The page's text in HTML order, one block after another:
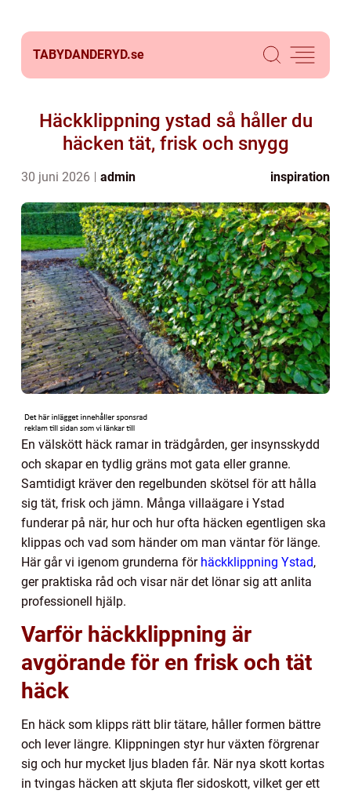
TABYDANDERYD.se
Häckklippning ystad så håller du
häcken tät, frisk och snygg
30 juni 2026 admin inspiration
En välskött häck ramar in trädgården, ger insynsskydd
och skapar en tydlig gräns mot gata eller granne.
Samtidigt kräver den regelbunden skötsel för att hålla
sig tät, frisk och jämn. Många villaägare i Ystad
funderar på när, hur och hur ofta häcken egentligen ska
klippas och vad som händer om man väntar för länge.
Här går vi igenom grunderna för häckklippning Ystad,
ger praktiska råd och visar när det lönar sig att anlita
professionell hjälp.
Varför häckklippning är
avgörande för en frisk och tät
häck
En häck som klipps rätt blir tätare, håller formen bättre
och lever längre. Klippningen styr hur växten förgrenar
sig och hur mycket ljus bladen får. När nya skott kortas
in tvingas häcken att skjuta fler sidoskott, vilket ger ett